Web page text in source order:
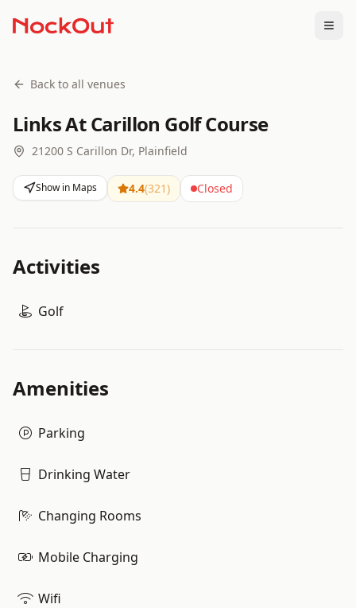
Back to all venues
Links At Carillon Golf Course
21200 S Carillon Dr, Plainfield
Show in Maps 4.4(321) Closed
Activities
Golf
Amenities
Parking
Drinking Water
Changing Rooms
Mobile Charging
Wifi